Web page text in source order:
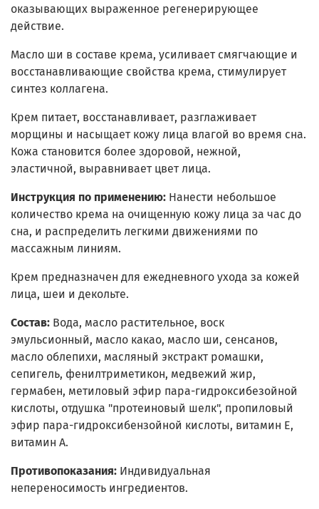
оказывающих выраженное регенерирующее
действие.
Масло ши в составе крема, усиливает смягчающие и
восстанавливающие свойства крема, стимулирует
синтез коллагена.
Крем питает, восстанавливает, разглаживает
морщины и насыщает кожу лица влагой во время сна.
Кожа становится более здоровой, нежной,
эластичной, выравнивает цвет лица.
Инструкция по применению: Нанести небольшое
количество крема на очищенную кожу лица за час до
сна, и распределить легкими движениями по
массажным линиям.
Крем предназначен для ежедневного ухода за кожей
лица, шеи и декольте.
Состав: Вода, масло растительное, воск
эмульсионный, масло какао, масло ши, сенсанов,
масло облепихи, масляный экстракт ромашки,
сепигель, фенилтриметикон, медвежий жир,
гермабен, метиловый эфир пара-гидроксибезойной
кислоты, отдушка "протеиновый шелк", пропиловый
эфир пара-гидроксибензойной кислоты, витамин Е,
витамин А.
Противопоказания: Индивидуальная
непереносимость ингредиентов.